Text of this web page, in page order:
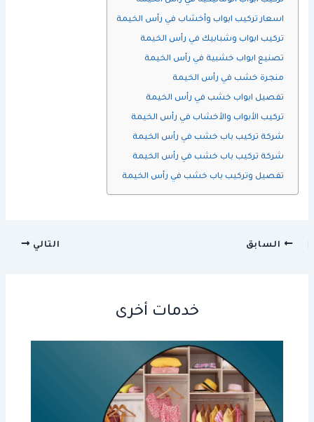
اسعار تركيب ابواب وأخشاب في رأس الخيمة
تركيب ابواب وشبابيك في رأس الخيمة
تصنيع ابواب خشبية في رأس الخيمة
منجرة خشب في رأس الخيمة
تفصيل ابواب خشب في رأس الخيمة
تركيب الأبواب والأخشاب في رأس الخيمة
شركة تركيب باب خشب في رأس الخيمة
شركة تركيب باب خشب في رأس الخيمة
تفصيل وتركيب باب خشب في رأس الخيمة
السابق التالي
خدمات أخرى